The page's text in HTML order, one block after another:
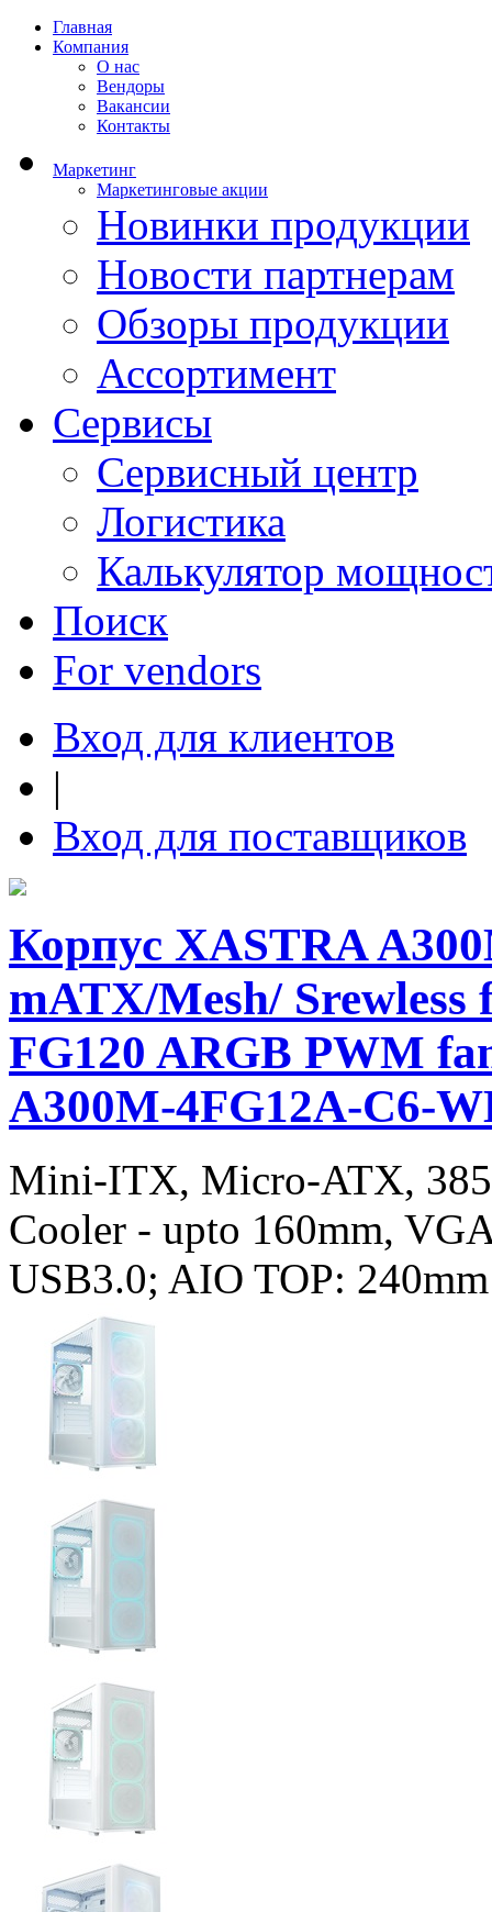
Главная
Компания
О нас
Вендоры
Вакансии
Контакты
Маркетинг
Маркетинговые акции
Новинки продукции
Новости партнерам
Обзоры продукции
Ассортимент
Сервисы
Сервисный центр
Логистика
Калькулятор
Поиск
For vendors
Вход для клиентов
|
Вход для поставщиков
Корпус XASTRA
mATX/Mesh/ Srewless
FG120 ARGB PWM
A300M-4FG12A-C6-
Mini-ITX, Micro-ATX,
Cooler - upto 160mm,
USB3.0; AIO TOP: 240mm